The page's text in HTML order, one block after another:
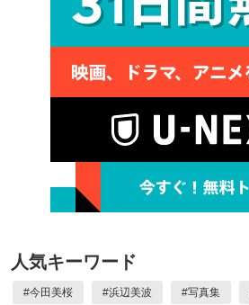
人気キーワード
#今田美桜 #浜辺美波 #写真集